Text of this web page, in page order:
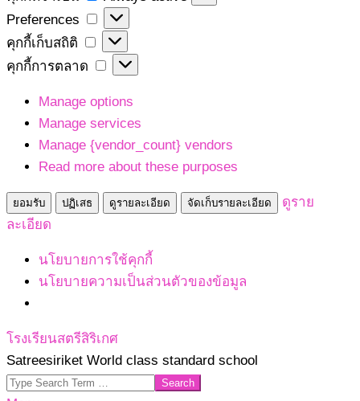
ที่
จำเป็น
Preferences
Preferences
คุกกี้เก็บสถิติ
คุกกี้
เก็บ
คุกกี้การตลาด
คุกกี้
ตลาด
Manage options
Manage services
Manage {vendor_count} vendors
Read more about these purposes
ยอมรับ ปฏิเสธ ดูรายละเอียด จัดเก็บรายละเอียด
ดูราย
ละเอียด
นโยบายการใช้คุกกี้
นโยบายความเป็นส่วนตัวของข้อมูล
Skip
to
content
โรงเรียนสตรีสิริเกศ
Satreesiriket World class standard school
Search